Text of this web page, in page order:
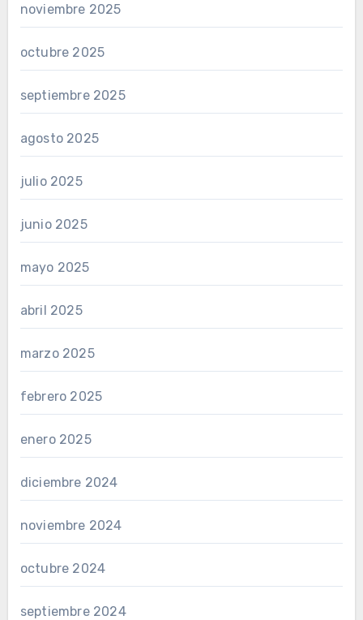
noviembre 2025
octubre 2025
septiembre 2025
agosto 2025
julio 2025
junio 2025
mayo 2025
abril 2025
marzo 2025
febrero 2025
enero 2025
diciembre 2024
noviembre 2024
octubre 2024
septiembre 2024